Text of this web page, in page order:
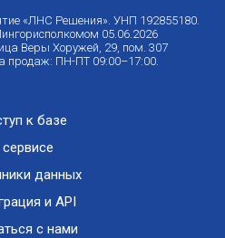
«ЛНС Решения». УНП 192855180.
05.06.2026
Веры Хоружей, 29, пом. 307
продаж: ПН-ПТ 09:00–17:00.
к базе
данных
и API
с нами